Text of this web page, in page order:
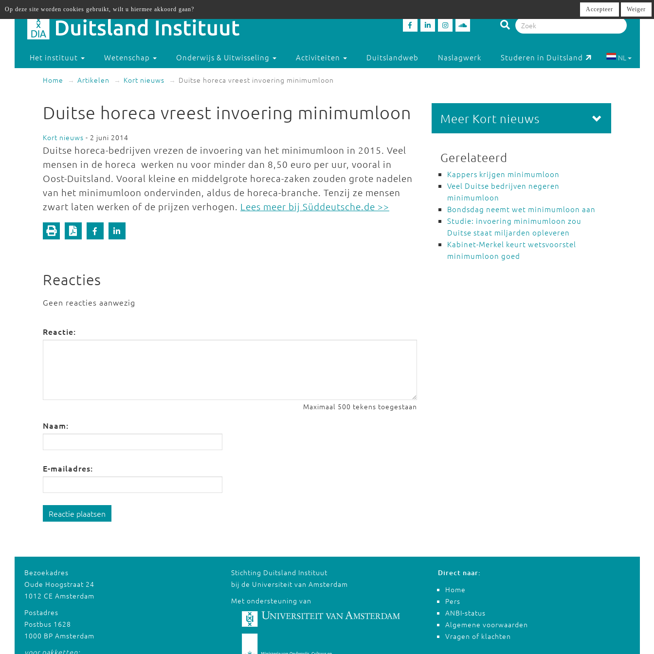
Het instituut Wetenschap Onderwijs & Uitwisseling Activiteiten Duitslandweb Naslagwerk Studeren in Duitsland NL
Home Artikelen Kort nieuws Duitse horeca vreest invoering minimumloon
Duitse horeca vreest invoering minimumloon
Kort nieuws - 2 juni 2014
Duitse horeca-bedrijven vrezen de invoering van het minimumloon in 2015. Veel
mensen in de horeca werken nu voor minder dan 8,50 euro per uur, vooral in
Oost-Duitsland. Vooral kleine en middelgrote horeca-zaken zouden grote nadelen
van het minimumloon ondervinden, aldus de horeca-branche. Tenzij ze mensen
zwart laten werken of de prijzen verhogen. Lees meer bij Süddeutsche.de >>
Reacties
Geen reacties aanwezig
Reactie:
Maximaal 500 tekens toegestaan
Naam:
E-mailadres:
Reactie plaatsen
Meer Kort nieuws
Gerelateerd
Kappers krijgen minimumloon
Veel Duitse bedrijven negeren
minimumloon
Bondsdag neemt wet minimumloon aan
Studie: invoering minimumloon zou
Duitse staat miljarden opleveren
Kabinet-Merkel keurt wetsvoorstel
minimumloon goed
Bezoekadres
Oude Hoogstraat 24
1012 CE Amsterdam
Postadres
Postbus 1628
1000 BP Amsterdam
voor pakketten:
Stichting Duitsland Instituut
bij de Universiteit van Amsterdam
Met ondersteuning van
Direct naar:
Home
Pers
ANBI-status
Algemene voorwaarden
Vragen of klachten
Op deze site worden cookies gebruikt, wilt u hiermee akkoord gaan? Accepteer Weiger